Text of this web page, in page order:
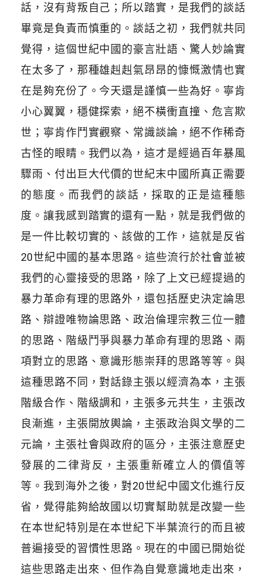
話，沒有背叛自己；所以踏實，是我們的談話
畢竟是負責而慎重的。談話之初，我們就共同
覺得，這個世紀中國的豪言壯語、驚人妙論實
在太多了，那種雄赳赳氣昂昂的慷慨激情也實
在是夠充份了。今天還是謹慎一些為好。寧肯
小心翼翼，穩健探索，絕不橫衝直撞、危言欺
世；寧肯作鬥實觀察、常識談論，絕不作稀奇
古怪的眼睛。我們以為，這才是經過百年暴風
驟雨、付出巨大代價的世紀末中國所真正需要
的態度。而我們的談話，採取的正是這種態
度。讓我感到踏實的還有一點，就是我們做的
是一件比較切實的、該做的工作，這就是反省
20世紀中國的基本思路。這些流行於社會並被
我們的心靈接受的思路，除了上文已經提過的
暴力革命有理的思路外，還包括歷史決定論思
路、辯證唯物論思路、政治倫理宗教三位一體
的思路、階級鬥爭與暴力革命有理的思路、兩
項對立的思路、意識形態崇拜的思路等等。與
這種思路不同，對話錄主張以經濟為本，主張
階級合作、階級調和，主張多元共生，主張改
良漸進，主張開放輿論，主張政治與文學的二
元論，主張社會與政府的區分，主張注意歷史
發展的二律背反，主張重新確立人的價值等
等。我到海外之後，對20世紀中國文化進行反
省，覺得能夠給故國以切實幫助就是改變一些
在本世紀特別是在本世紀下半葉流行的而且被
普遍接受的習慣性思路。現在的中國已開始從
這些思路走出來、但作為自覺意識地走出來，